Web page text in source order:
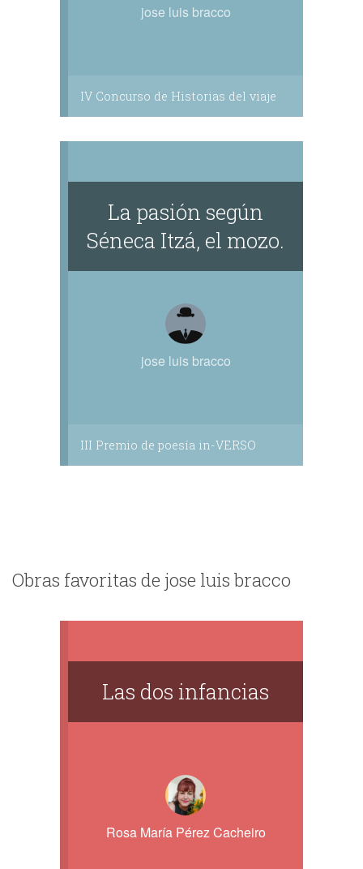
jose luis bracco
IV Concurso de Historias del viaje
La pasión según
Séneca Itzá, el mozo.
jose luis bracco
III Premio de poesía in-VERSO
Obras favoritas de jose luis bracco
Las dos infancias
Rosa María Pérez Cacheiro